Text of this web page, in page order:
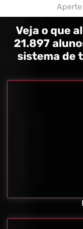
Veja o que
21.897
sistema de